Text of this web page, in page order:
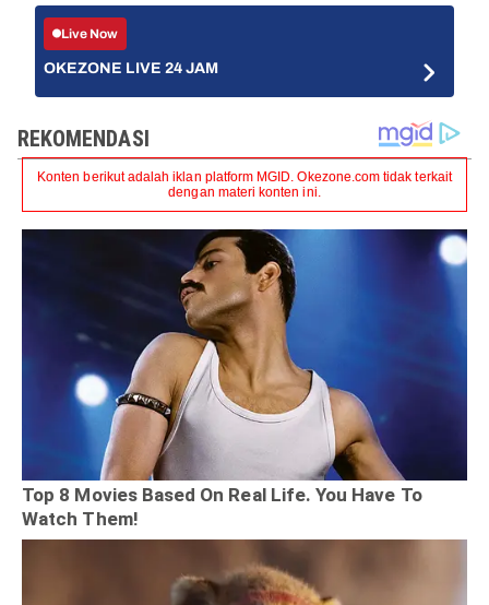
Live Now
OKEZONE LIVE 24 JAM